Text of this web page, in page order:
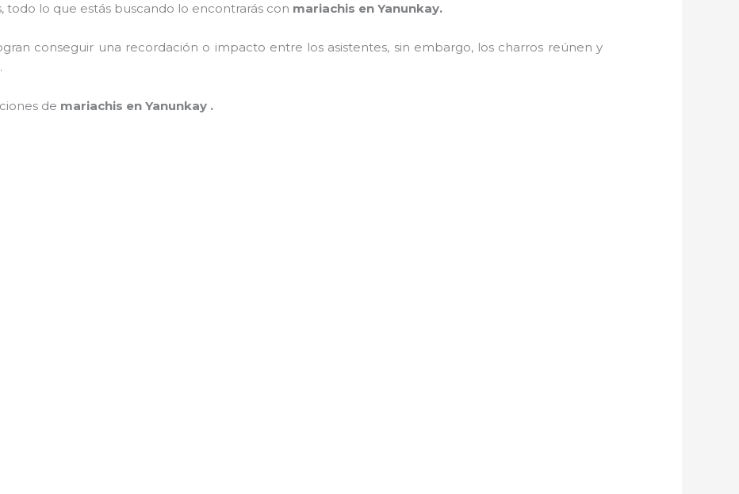
todo lo que estás buscando lo encontrarás con mariachis en Yanunkay.
conseguir una recordación o impacto entre los asistentes, sin embargo, los charros reúnen y
de mariachis en Yanunkay .